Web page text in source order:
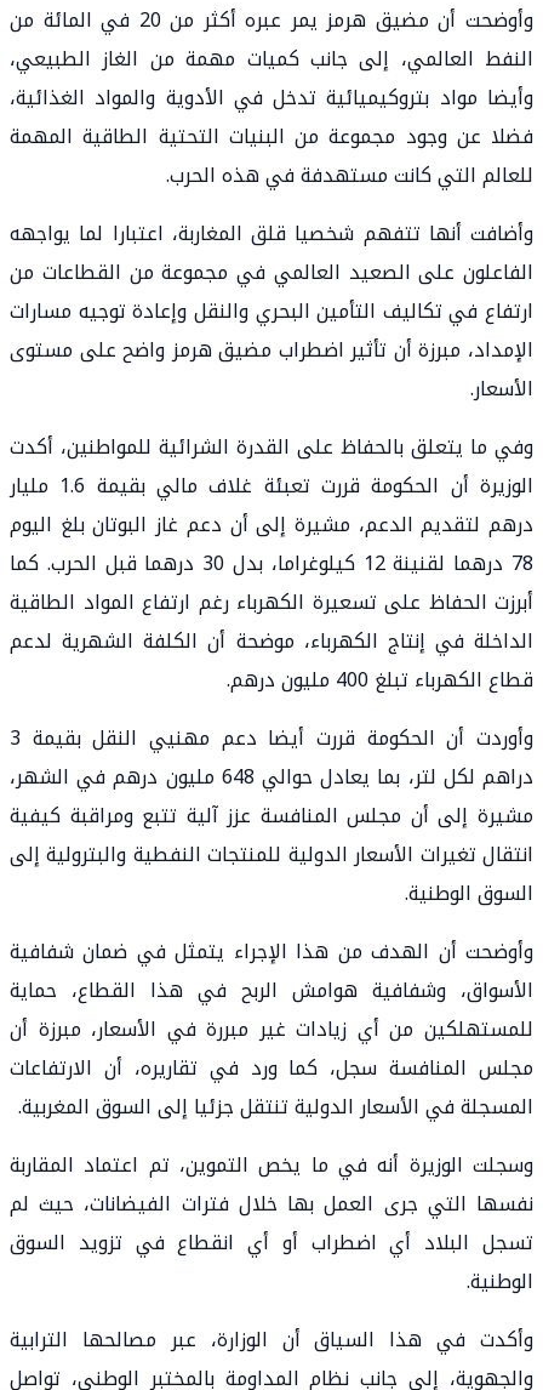
وأوضحت أن مضيق هرمز يمر عبره أكثر من 20 في المائة من
النفط العالمي، إلى جانب كميات مهمة من الغاز الطبيعي،
وأيضا مواد بتروكيميائية تدخل في الأدوية والمواد الغذائية،
فضلا عن وجود مجموعة من البنيات التحتية الطاقية المهمة
للعالم التي كانت مستهدفة في هذه الحرب.
وأضافت أنها تتفهم شخصيا قلق المغاربة، اعتبارا لما يواجهه
الفاعلون على الصعيد العالمي في مجموعة من القطاعات من
ارتفاع في تكاليف التأمين البحري والنقل وإعادة توجيه مسارات
الإمداد، مبرزة أن تأثير اضطراب مضيق هرمز واضح على مستوى
الأسعار.
وفي ما يتعلق بالحفاظ على القدرة الشرائية للمواطنين، أكدت
الوزيرة أن الحكومة قررت تعبئة غلاف مالي بقيمة 1.6 مليار
درهم لتقديم الدعم، مشيرة إلى أن دعم غاز البوتان بلغ اليوم
78 درهما لقنينة 12 كيلوغراما، بدل 30 درهما قبل الحرب. كما
أبرزت الحفاظ على تسعيرة الكهرباء رغم ارتفاع المواد الطاقية
الداخلة في إنتاج الكهرباء، موضحة أن الكلفة الشهرية لدعم
قطاع الكهرباء تبلغ 400 مليون درهم.
وأوردت أن الحكومة قررت أيضا دعم مهنيي النقل بقيمة 3
دراهم لكل لتر، بما يعادل حوالي 648 مليون درهم في الشهر،
مشيرة إلى أن مجلس المنافسة عزز آلية تتبع ومراقبة كيفية
انتقال تغيرات الأسعار الدولية للمنتجات النفطية والبترولية إلى
السوق الوطنية.
وأوضحت أن الهدف من هذا الإجراء يتمثل في ضمان شفافية
الأسواق، وشفافية هوامش الربح في هذا القطاع، حماية
للمستهلكين من أي زيادات غير مبررة في الأسعار، مبرزة أن
مجلس المنافسة سجل، كما ورد في تقاريره، أن الارتفاعات
المسجلة في الأسعار الدولية تنتقل جزئيا إلى السوق المغربية.
وسجلت الوزيرة أنه في ما يخص التموين، تم اعتماد المقاربة
نفسها التي جرى العمل بها خلال فترات الفيضانات، حيث لم
تسجل البلاد أي اضطراب أو أي انقطاع في تزويد السوق
الوطنية.
وأكدت في هذا السياق أن الوزارة، عبر مصالحها الترابية
والجهوية، إلى جانب نظام المداومة بالمختبر الوطني، تواصل